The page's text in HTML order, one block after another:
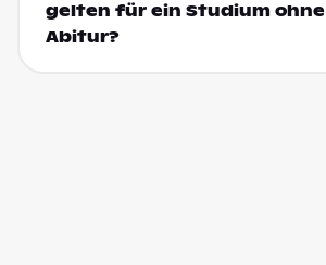
gelten für ein Studium ohne
Abitur?